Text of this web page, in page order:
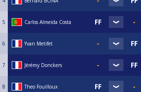
5 Carlos Almeida Costa
6 Yvan Metifet
7 Jérémy Donckers
8 Theo Fouilloux